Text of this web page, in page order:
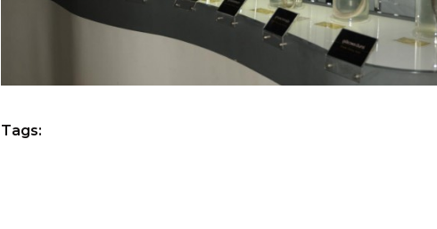
Tags: